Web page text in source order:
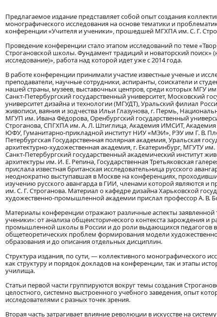
Предлагаемое издание представляет собой опыт создания
монографического исследования на основе тематики и
конференции «Учителя и ученики», прошедшей МГХПА им. С. Г.
Проведение конференции стало этапом исследований по теме
Строгановской школы. Фундамент традиций и новаторский поиск»
исследование)», работа над которой идет уже с 2014 года.
В работе конференции принимали участие известные ученые и
преподаватели, научные сотрудники, аспиранты, соискатели и
нашей страны, музеев, выставочных центров, среди которых МГУ
Санкт-Петербургский государственный университет, Московский
университет дизайна и технологии (МГУДТ), Уральский филиал
живописи, ваяния и зодчества Ильи Глазунова, г. Пермь,
МГУП им. Ивана Фёдорова, Оренбургский государственный
Строганова, СПГХПА им. А. Л. Штиглица, Академия ИМСИТ, Академия
ЮФУ, Гуманитарно-прикладной институт НИУ «МЭИ», РЭУ им Г. В.
Петербургская Государственная полярная академия, Уральская
архитектурно-художественная академия, г. Екатеринбург, МГУТУ им.
Санкт-Петербургский государственный академический институт
архитектуры им. И. Е. Репина, Государственная Третьяковская
прислала известная британская исследовательница русского
неоднократно выступавшая в Москве на конференциях,
изучению русского авангарда в ГИИ, членами которой являются и
им. С. Г. Строганова. Материал о кафедре дизайна Харьковской
художественно-промышленной академии прислал профессор А. В.
Материалы конференции отражают различные аспекты заявленной
ученики»: от анализа общеисторического контекста зарождения и
промышленной школы в России и до роли выдающихся педагогов в
общетеоретических проблем формирования модели
образования и до описания отдельных дисциплин.
Структура издания, по сути, — коллективного монографического
как структуру и порядок докладов на конференции, так и этапы
училища.
Статьи первой части группируются вокруг темы создания
целостного, системно выстроенного учебного заведения, опыт
исследователями с разных точек зрения.
Вторая часть затрагивает влияние революции в искусстве на